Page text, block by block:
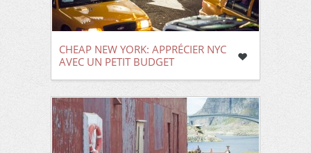
CHEAP NEW YORK: APPRÉCIER NYC
AVEC UN PETIT BUDGET